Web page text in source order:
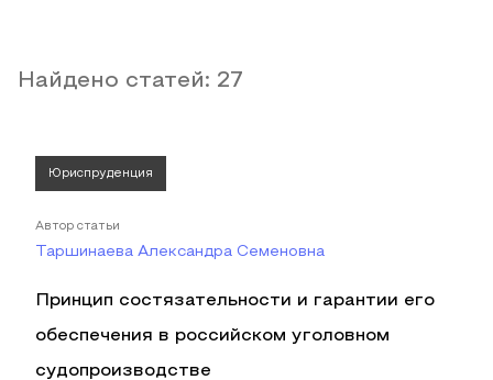
Найдено статей: 27
Юриспруденция
Автор статьи
Таршинаева Александра Семеновна
Принцип состязательности и гарантии его
обеспечения в российском уголовном
судопроизводстве